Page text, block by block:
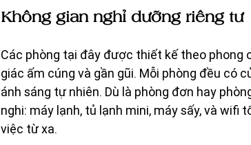
Không gian nghỉ dưỡng riêng tư
Các phòng tại đây được thiết kế theo phong
giác ấm cúng và gần gũi. Mỗi phòng đều có
ánh sáng tự nhiên. Dù là phòng đơn hay
nghi: máy lạnh, tủ lạnh mini, máy sấy, và
việc từ xa.